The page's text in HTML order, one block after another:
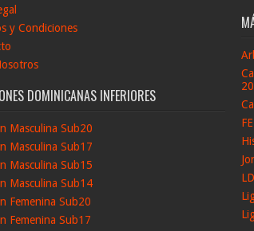
y Condiciones
DOMINICANAS INFERIORES
Masculina Sub20
Masculina Sub17
Masculina Sub15
Masculina Sub14
Femenina Sub20
Femenina Sub17